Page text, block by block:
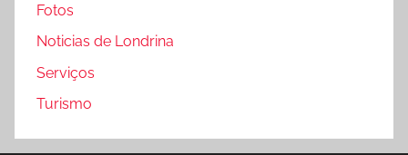
Fotos
Noticias de Londrina
Serviços
Turismo